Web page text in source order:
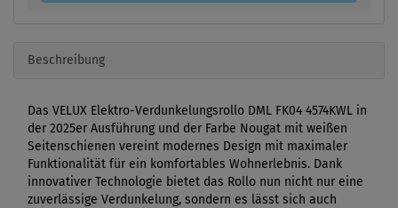
Beschreibung
Das VELUX Elektro-Verdunkelungsrollo DML FK04 4574KWL in
der 2025er Ausführung und der Farbe Nougat mit weißen
Seitenschienen vereint modernes Design mit maximaler
Funktionalität für ein komfortables Wohnerlebnis. Dank
innovativer Technologie bietet das Rollo nun nicht nur eine
zuverlässige Verdunkelung, sondern es lässt sich auch